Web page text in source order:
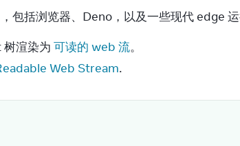
包括浏览器、Deno，以及一些现代 edge 运
渲染为 可读的 web 流。
Web Stream.